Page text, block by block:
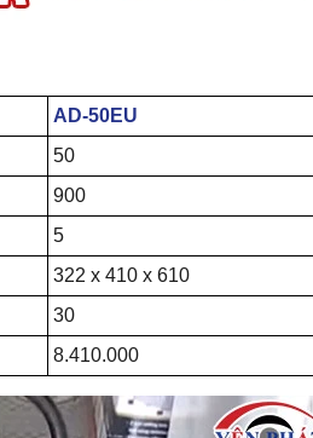
AD-50EU
50
900
5
322 x 410 x 610
30
8.410.000